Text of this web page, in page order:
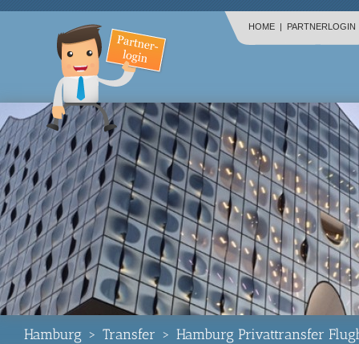
HOME | PARTNERLOGIN
Hamburg > Transfer > Hamburg Privattransfer